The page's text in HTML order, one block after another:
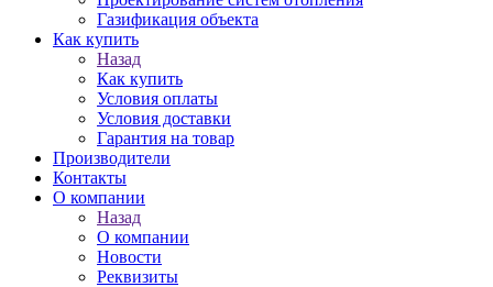
Газификация объекта
Как купить
Назад
Как купить
Условия оплаты
Условия доставки
Гарантия на товар
Производители
Контакты
О компании
Назад
О компании
Новости
Реквизиты